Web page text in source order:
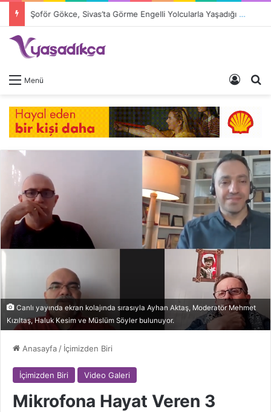
Şoför Gökce, Sivas’ta Görme Engelli Yolcularla Yaşadığı Tartışmayı Anlattı
Menü Giriş
Canlı yayında ekran kolajında sırasıyla Ayhan Aktaş, Moderatör Mehmet
Kızıltaş, Haluk Kesim ve Müslüm Söyler bulunuyor.
Anasayfa / İçimizden Biri
İçimizden Biri Video Galeri
Mikrofona Hayat Veren 3